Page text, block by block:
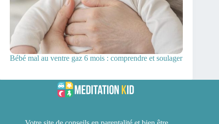
Bébé mal au ventre gaz 6 mois : comprendre et soulager